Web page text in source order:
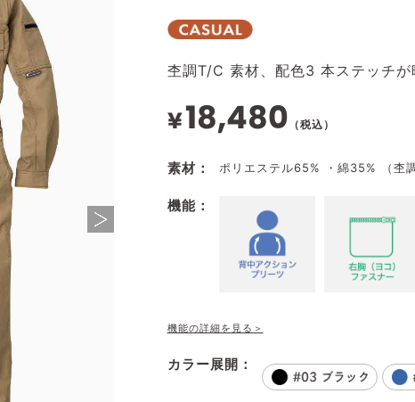
杢調T/C 素材、配色3 本ステッチ
¥18,480 （税込）
素材： ポリエステル65% ・綿35% （杢調
機能：
機能の詳細を見る＞
カラー展開：